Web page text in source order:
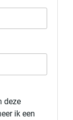
deze
ik een